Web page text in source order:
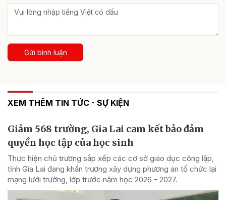
Gửi bình luận
XEM THÊM TIN TỨC - SỰ KIỆN
Giảm 568 trường, Gia Lai cam kết bảo đảm
quyền học tập của học sinh
Thực hiện chủ trương sắp xếp các cơ sở giáo dục công lập,
tỉnh Gia Lai đang khẩn trương xây dựng phương án tổ chức lại
mạng lưới trường, lớp trước năm học 2026 - 2027.